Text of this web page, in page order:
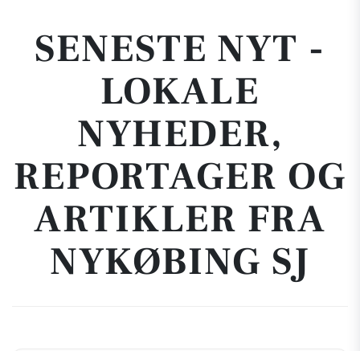
SENESTE NYT -
LOKALE
NYHEDER,
REPORTAGER OG
ARTIKLER FRA
NYKØBING SJ